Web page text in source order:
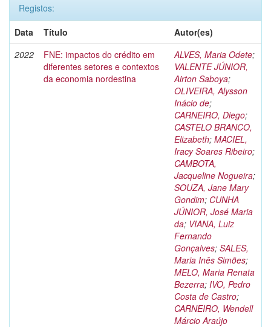
Registos:
Data
Título
Autor(es)
2022
FNE: impactos do crédito em
diferentes setores e contextos
da economia nordestina
ALVES, Maria Odete;
VALENTE JÚNIOR,
Airton Saboya;
OLIVEIRA, Alysson
Inácio de;
CARNEIRO, Diego;
CASTELO BRANCO,
Elizabeth; MACIEL,
Iracy Soares Ribeiro;
CAMBOTA,
Jacqueline Nogueira;
SOUZA, Jane Mary
Gondim; CUNHA
JÚNIOR, José Maria
da; VIANA, Luiz
Fernando
Gonçalves; SALES,
Maria Inês Simões;
MELO, Maria Renata
Bezerra; IVO, Pedro
Costa de Castro;
CARNEIRO, Wendell
Márcio Araújo